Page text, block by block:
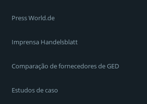
Press World.de
Imprensa Handelsblatt
Comparação de fornecedores de GED
Estudos de caso